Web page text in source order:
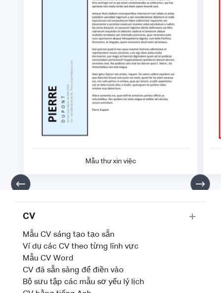
Mẫu thư xin việc
CV
Mẫu CV sáng tạo tạo sẵn
Ví dụ các CV theo từng lĩnh vực
Mẫu CV Word
CV đã sẵn sàng để điền vào
Bộ sưu tập các mẫu sơ yếu lý lịch